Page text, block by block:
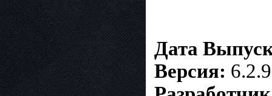
Дата
Версия: